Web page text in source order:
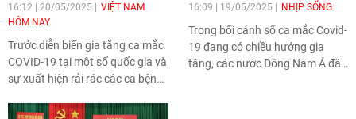
16:12 | 20/05/2025
VIỆT NAM
HÔM NAY
Trước diễn biến gia tăng ca mắc
COVID-19 tại một số quốc gia và
sự xuất hiện rải rác các ca bệnh
địa phương và đơn vị y tế trên cả
16:09 | 19/05/2025 NHỊP SỐNG
Trong bối cảnh số ca mắc Covid-
19 đang có chiều hướng gia
tăng, các nước Đông Nam Á đã